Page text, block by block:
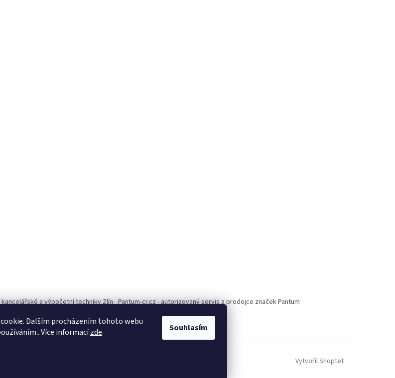
Dalším procházením tohoto webu
Více informacízde. Souhlasím
a výpočetní techniky Zlín Pantum-cr.cz - autorizovaný servis a prodejce značek Pantum
Vytvořil Shoptet